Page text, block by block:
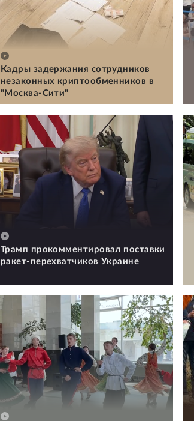
Кадры задержания сотрудников
незаконных криптообменников в
"Москва-Сити"
Трамп прокомментировал поставки
ракет-перехватчиков Украине